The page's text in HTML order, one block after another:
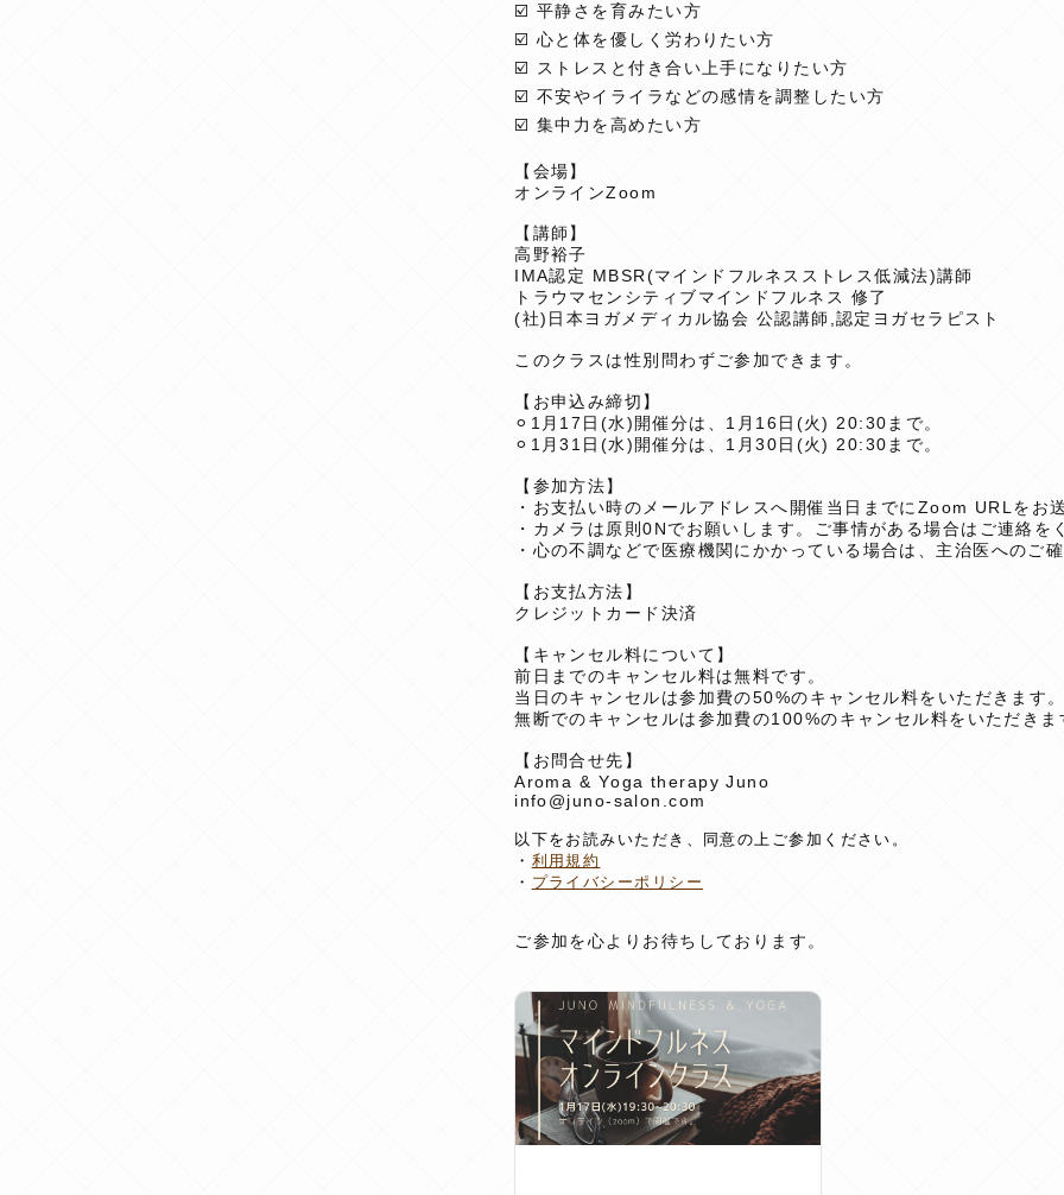
☑️平静さを育みたい方
☑️ 心と体を優しく労わりたい方
☑️ ストレスと付き合い上手になりたい方
☑️ 不安やイライラなどの感情を調整したい方
☑️ 集中力を高めたい方
【会場】
オンラインZoom
【講師】
高野裕子
IMA認定 MBSR(マインドフルネスストレス低減法)講師
トラウマセンシティブマインドフルネス 修了
(社)日本ヨガメディカル協会 公認講師,認定ヨガセラピスト
このクラスは性別問わずご参加できます。
【お申込み締切】
⚪︎1月17日(水)開催分は、1月16日(火) 20:30まで。
⚪︎1月31日(水)開催分は、1月30日(火) 20:30まで。
【参加方法】
・お支払い時のメールアドレスへ開催当日までにZoom URLをお
・カメラは原則0Nでお願いします。ご事情がある場合はご連絡を
・心の不調などで医療機関にかかっている場合は、主治医へのご
【お支払方法】
クレジットカード決済
【キャンセル料について】
前日までのキャンセル料は無料です。
当日のキャンセルは参加費の50%のキャンセル料をいただきます
無断でのキャンセルは参加費の100%のキャンセル料をいただきま
【お問合せ先】
Aroma & Yoga therapy Juno
info@juno-salon.com
以下をお読みいただき、同意の上ご参加ください。
・ 利用規約
・ プライバシーポリシー
ご参加を心よりお待ちしております。